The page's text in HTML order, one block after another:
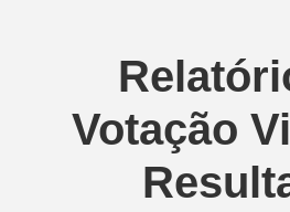
Votação